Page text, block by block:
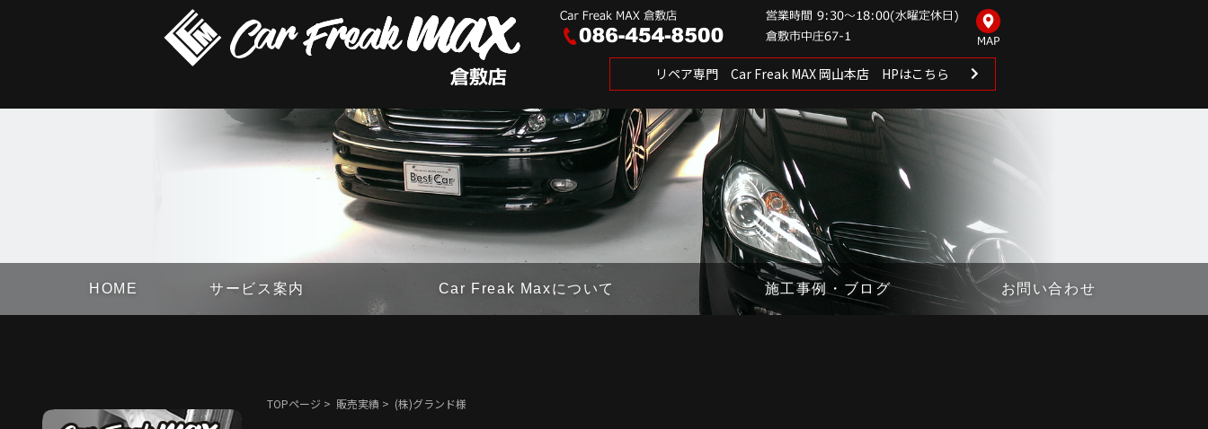
リペア専門 Car Freak MAX 岡山本店 HPはこちら
HOME サービス案内 Car Freak Maxについて 施工事例・ブログ お問い合わせ
TOPページ > 販売実績 > (株)グランド様